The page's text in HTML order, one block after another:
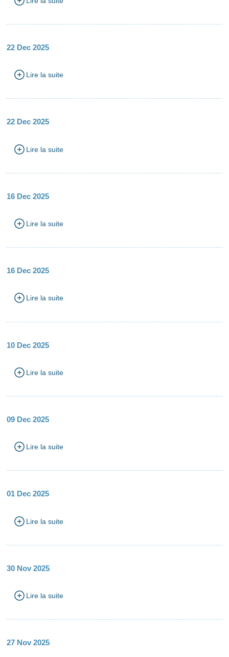
22 Dec 2025
Lire la suite
22 Dec 2025
Lire la suite
16 Dec 2025
Lire la suite
16 Dec 2025
Lire la suite
10 Dec 2025
Lire la suite
09 Dec 2025
Lire la suite
01 Dec 2025
Lire la suite
30 Nov 2025
Lire la suite
27 Nov 2025